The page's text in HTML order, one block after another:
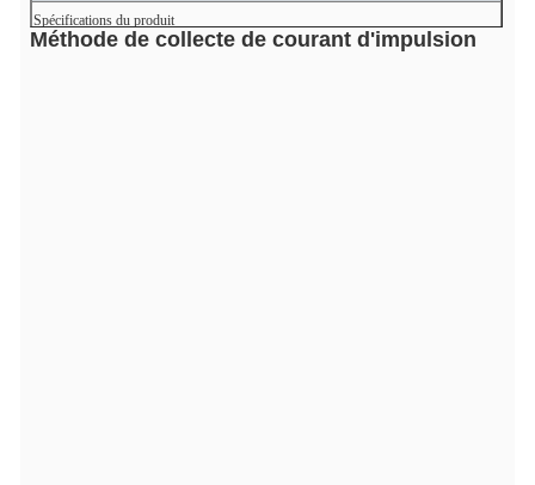
Spécifications du produit
Méthode de collecte de courant d'impulsion